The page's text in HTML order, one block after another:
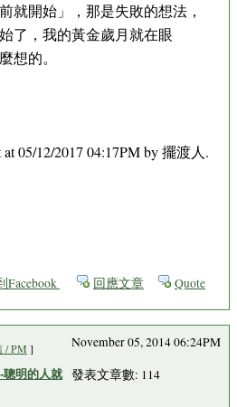
就開始」，那是失敗的想法，
了，我的黃金歲月就在眼
想的。
at 05/12/2017 04:17PM by 擺渡人.
Facebook 回應文章 Quote
/ PM ]
明的人就
November 05, 2014 06:24PM
發表文章數: 114